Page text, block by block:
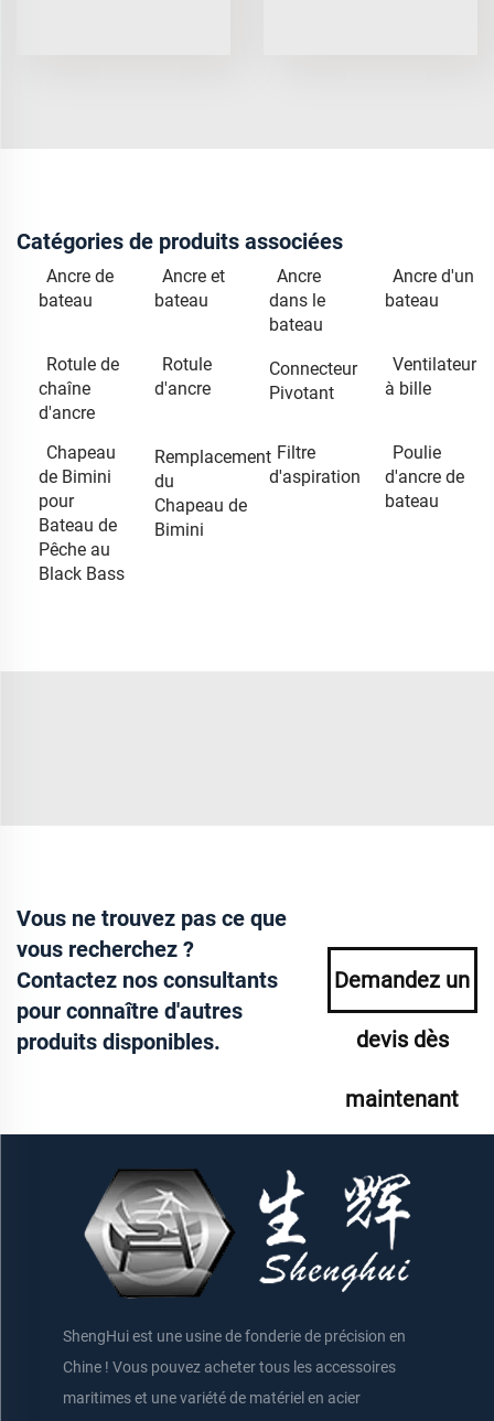
Catégories de produits associées
Ancre de
bateau
Ancre et
bateau
Ancre
dans le
bateau
Ancre d'un
bateau
Rotule de
chaîne
d'ancre
Rotule
d'ancre
Connecteur
Pivotant
Ventilateur
à bille
Chapeau
de Bimini
pour
Bateau de
Pêche au
Black Bass
Remplacement
du
Chapeau de
Bimini
Filtre
d'aspiration
Poulie
d'ancre de
bateau
Vous ne trouvez pas ce que
vous recherchez ?
Contactez nos consultants
pour connaître d'autres
produits disponibles.
Demandez un
devis dès
maintenant
ShengHui est une usine de fonderie de précision en
Chine ! Vous pouvez acheter tous les accessoires
maritimes et une variété de matériel en acier